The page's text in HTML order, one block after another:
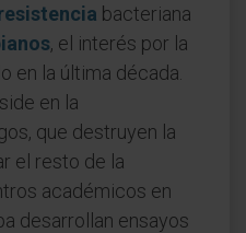
bacteriana
, el interés por la
en la última década.
en la
que destruyen la
el resto de la
académicos en
desarrollan ensayos